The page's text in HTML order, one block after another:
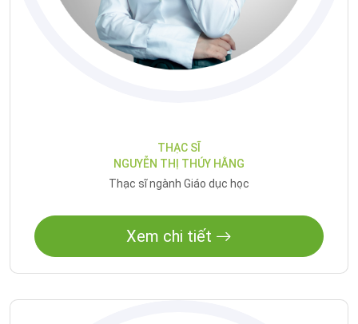
THẠC SĨ
NGUYỄN THỊ THÚY HẰNG
Thạc sĩ ngành Giáo dục học
Xem chi tiết